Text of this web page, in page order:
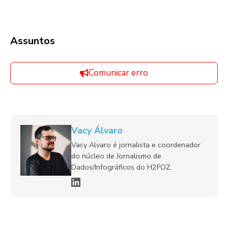
Assuntos
Comunicar erro
Vacy Álvaro
Vacy Alvaro é jornalista e coordenador
do núcleo de Jornalismo de
Dados/Infográficos do H2FOZ.